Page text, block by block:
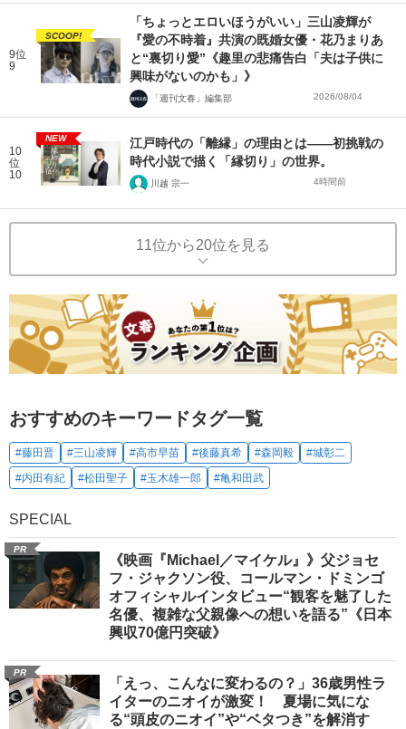
9位
9
SCOOP!
「ちょっとエロいほうがいい」三山凌輝が
『愛の不時着』共演の既婚女優・花乃まりあ
と“裏切り愛”《趣里の悲痛告白「夫は子供に
興味がないのかも」》
「週刊文春」編集部 2026/08/04
10
位
10
NEW
江戸時代の「離縁」の理由とは――初挑戦の
時代小説で描く「縁切り」の世界。
川越 宗一 4時間前
11位から20位を見る
おすすめのキーワードタグ一覧
#藤田晋 #三山凌輝 #高市早苗 #後藤真希 #森岡毅
#城彰二
#内田有紀
#松田聖子 #玉木雄一郎 #亀和田武
SPECIAL
PR
《映画『Michael／マイケル』》父ジョセ
フ・ジャクソン役、コールマン・ドミンゴ
オフィシャルインタビュー“観客を魅了した
名優、複雑な父親像への想いを語る”《日本
興収70億円突破》
PR
「えっ、こんなに変わるの？」36歳男性ラ
イターのニオイが激変！ 夏場に気にな
る“頭皮のニオイ”や“ベタつき”を解消す